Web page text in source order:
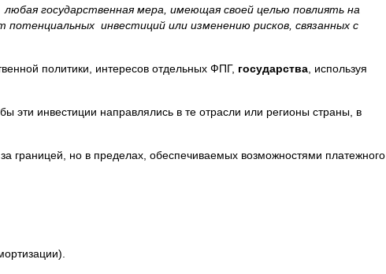
государственная мера, имеющая своей целью повлиять на
инвестиций или изменению рисков, связанных с
политики, интересов отдельных ФПГ, государства , используя
эти инвестиции направлялись в те отрасли или регионы страны, в
границей, но в пределах, обеспечиваемых возможностями платежного